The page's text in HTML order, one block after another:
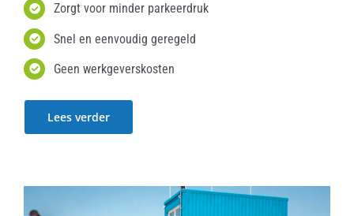
Zorgt voor minder parkeerdruk
Snel en eenvoudig geregeld
Geen werkgeverskosten
Lees verder